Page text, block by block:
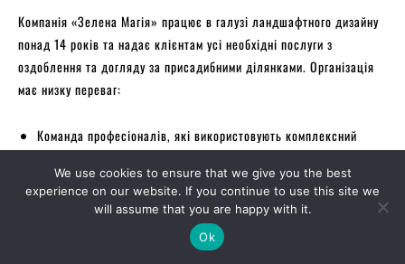
Компанія «Зелена Магія» працює в галузі ландшафтного дизайну
понад 14 років та надає клієнтам усі необхідні послуги з
оздоблення та догляду за присадибними ділянками. Організація
має низку переваг:
Команда професіоналів, які використовують комплексний
Креативний підхід та нестандартні рішення для реалізації
найсміливіших побажань;
Системність та дотримання встановлених термінів – фахівці
We use cookies to ensure that we give you the best
experience on our website. If you continue to use this site we
will assume that you are happy with it.
Ok